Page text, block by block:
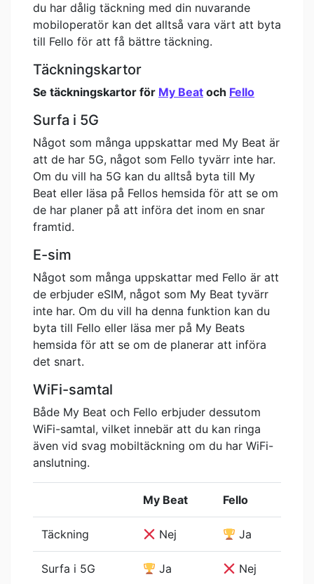
du har dålig täckning med din nuvarande
mobiloperatör kan det alltså vara värt att byta
till Fello för att få bättre täckning.
Täckningskartor
Se täckningskartor för My Beat och Fello
Surfa i 5G
Något som många uppskattar med My Beat är
att de har 5G, något som Fello tyvärr inte har.
Om du vill ha 5G kan du alltså byta till My
Beat eller läsa på Fellos hemsida för att se om
de har planer på att införa det inom en snar
framtid.
E-sim
Något som många uppskattar med Fello är att
de erbjuder eSIM, något som My Beat tyvärr
inte har. Om du vill ha denna funktion kan du
byta till Fello eller läsa mer på My Beats
hemsida för att se om de planerar att införa
det snart.
WiFi-samtal
Både My Beat och Fello erbjuder dessutom
WiFi-samtal, vilket innebär att du kan ringa
även vid svag mobiltäckning om du har WiFi-
anslutning.
My Beat Fello
Täckning Nej Ja
Surfa i 5G Ja Nej